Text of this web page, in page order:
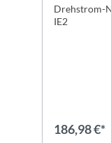
Drehstrom-
IE2
186,98 €*